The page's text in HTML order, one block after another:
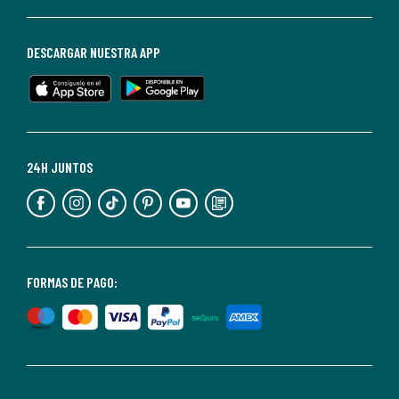
de
en
cualquier
Para
información,
puedes
nuestra
de
privacidad</2>.
FORMAS DE PAGO:
24H JUNTOS
DESCARGAR NUESTRA APP